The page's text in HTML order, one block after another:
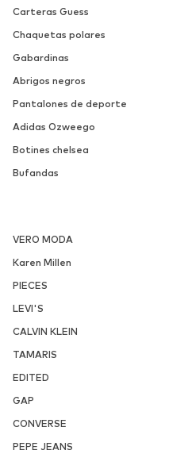
Carteras Guess
Chaquetas polares
Gabardinas
Abrigos negros
Pantalones de deporte
Adidas Ozweego
Botines chelsea
Bufandas
VERO MODA
Karen Millen
PIECES
LEVI'S
CALVIN KLEIN
TAMARIS
EDITED
GAP
CONVERSE
PEPE JEANS